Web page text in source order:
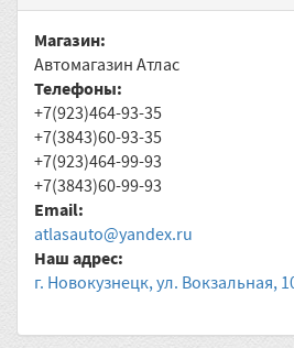
Магазин:
Автомагазин Атлас
Телефоны:
+7(923)464-93-35
+7(3843)60-93-35
+7(923)464-99-93
+7(3843)60-99-93
Email:
atlasauto@yandex.ru
Наш адрес:
г. Новокузнецк, ул. Вокзальная,